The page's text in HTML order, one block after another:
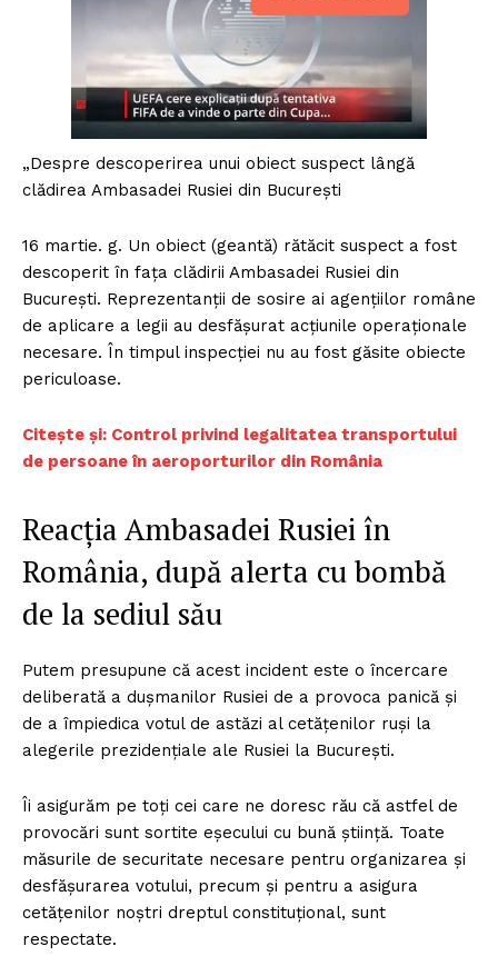
„Despre descoperirea unui obiect suspect lângă
clădirea Ambasadei Rusiei din București
16 martie. g. Un obiect (geantă) rătăcit suspect a fost
descoperit în fața clădirii Ambasadei Rusiei din
București. Reprezentanții de sosire ai agențiilor române
de aplicare a legii au desfășurat acțiunile operaționale
necesare. În timpul inspecției nu au fost găsite obiecte
periculoase.
Citește și: Control privind legalitatea transportului
de persoane în aeroporturilor din România
Reacția Ambasadei Rusiei în
România, după alerta cu bombă
de la sediul său
Putem presupune că acest incident este o încercare
deliberată a dușmanilor Rusiei de a provoca panică și
de a împiedica votul de astăzi al cetățenilor ruși la
alegerile prezidențiale ale Rusiei la București.
Îi asigurăm pe toți cei care ne doresc rău că astfel de
provocări sunt sortite eșecului cu bună știință. Toate
măsurile de securitate necesare pentru organizarea și
desfășurarea votului, precum și pentru a asigura
cetățenilor noștri dreptul constituțional, sunt
respectate.